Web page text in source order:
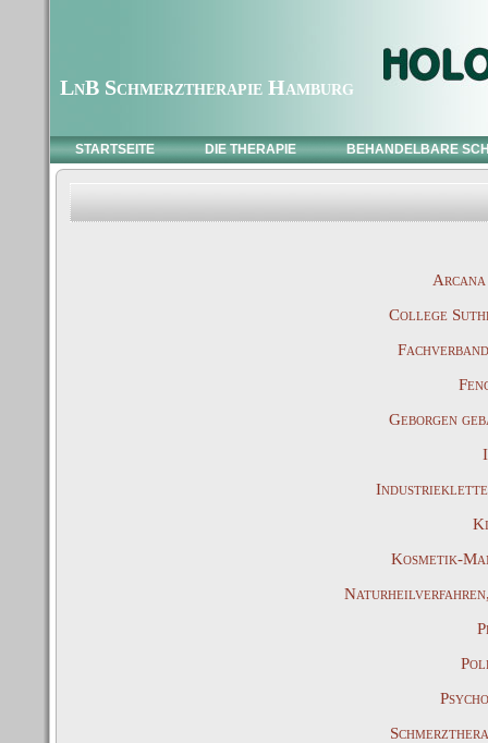
LnB Schmerztherapie Hamburg
STARTSEITE DIE THERAPIE BEHANDELBARE
College
Geborgen
Kosmetik-